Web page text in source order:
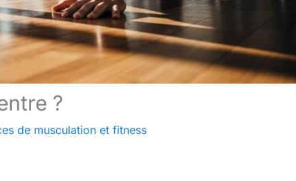
?
de musculation et fitness